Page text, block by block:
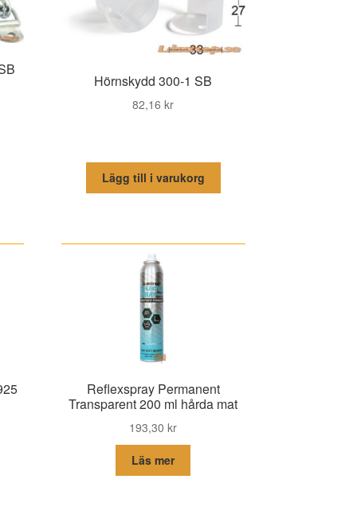
Hörnskydd 300-1 SB
82,16kr
Lägg till i varukorg
Reflexspray Permanent
Transparent 200 ml hårda mat
193,30kr
Läs mer